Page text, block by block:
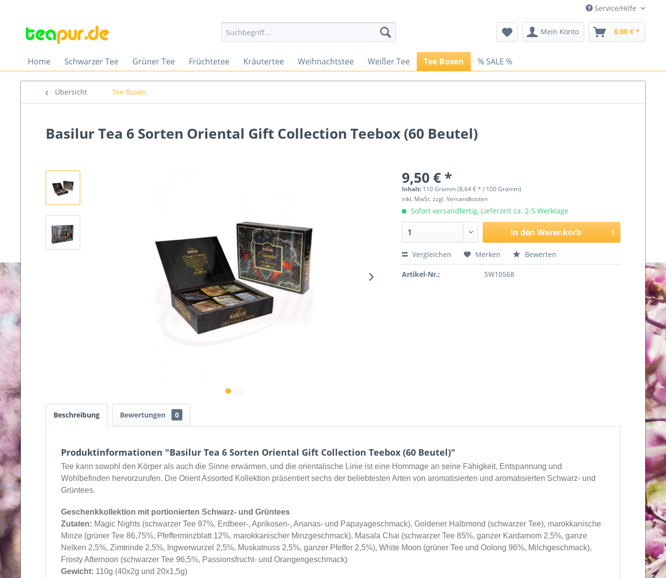
Service/Hilfe
Mein Konto 0,00 € *
Home Schwarzer Tee Grüner Tee Früchtetee Kräutertee Weihnachtstee Weißer Tee Tee Boxen % SALE %
Übersicht Tee Boxen
Basilur Tea 6 Sorten Oriental Gift Collection Teebox (60 Beutel)
9,50 € *
Inhalt: 110 Gramm (8,64 € * / 100 Gramm)
inkl. MwSt.zzgl. Versandkosten
Sofort versandfertig, Lieferzeit ca. 2-5 Werktage
In den Warenkorb
Vergleichen Merken Bewerten
Artikel-Nr.: SW10568
Beschreibung Bewertungen 0
Produktinformationen "Basilur Tea 6 Sorten Oriental Gift Collection Teebox (60 Beutel)"
Tee kann sowohl den Körper als auch die Sinne erwärmen, und die orientalische Linie ist eine Hommage an seine Fähigkeit, Entspannung und
Wohlbefinden hervorzurufen. Die Orient Assorted Kollektion präsentiert sechs der beliebtesten Arten von aromatisierten und aromatisierten Schwarz- und
Grüntees.
Geschenkkollektion mit portionierten Schwarz- und Grüntees
Zutaten: Magic Nights (schwarzer Tee 97%, Erdbeer-, Aprikosen-, Ananas- und Papayageschmack), Goldener Halbmond (schwarzer Tee), marokkanische
Minze (grüner Tee 86,75%, Pfefferminzblatt 12%, marokkanischer Minzgeschmack), Masala Chai (schwarzer Tee 85%, ganzer Kardamom 2,5%, ganze
Nelken 2,5%, Zimtrinde 2,5%, Ingwerwurzel 2,5%, Muskatnuss 2,5%, ganzer Pfeffer 2,5%), White Moon (grüner Tee und Oolong 96%, Milchgeschmack),
Frosty Afternoon (schwarzer Tee 96,5%, Passionsfrucht- und Orangengeschmack)
Gewicht: 110g (40x2g und 20x1,5g)